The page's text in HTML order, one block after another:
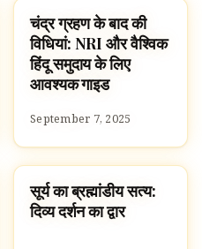
SPIRITUALITY
चंद्र ग्रहण के बाद की
विधियां: NRI और वैश्विक
हिंदू समुदाय के लिए
आवश्यक गाइड
September 7, 2025
SPIRITUALITY
सूर्य का ब्रह्मांडीय सत्य:
दिव्य दर्शन का द्वार